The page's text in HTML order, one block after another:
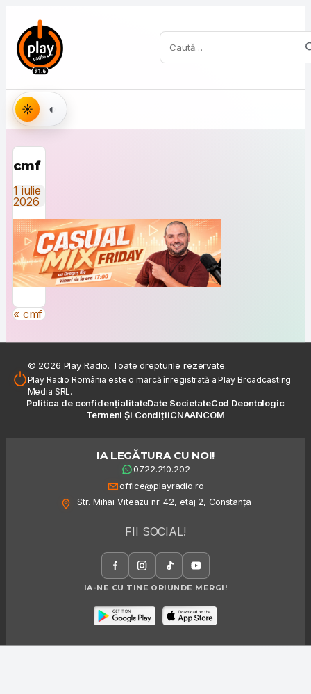
Caută:
Aspect
cmf
1 iulie
2026
Navigare în articole
« cmf
© 2026 Play Radio. Toate drepturile rezervate.
Play Radio România este o marcă înregistrată a Play Broadcasting
Media SRL.
Politica de confidențialitateDate SocietateCod Deontologic
Termeni Și CondițiiCNAANCOM
IA LEGĂTURA CU NOI!
0722.210.202
office@playradio.ro
Str. Mihai Viteazu nr. 42, etaj 2, Constanța
FII SOCIAL!
IA-NE CU TINE ORIUNDE MERGI!